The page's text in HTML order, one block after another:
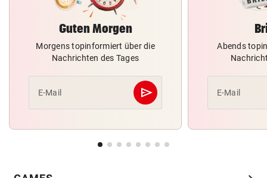
Guten Morgen
Morgens topinformiert über die
Nachrichten des Tages
E-Mail send
Abschicken
Abends
E-Mail